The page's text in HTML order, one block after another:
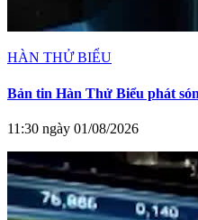
HÀN THỬ BIỂU
Bản tin Hàn Thử Biểu phát
11:30 ngày 01/08/2026